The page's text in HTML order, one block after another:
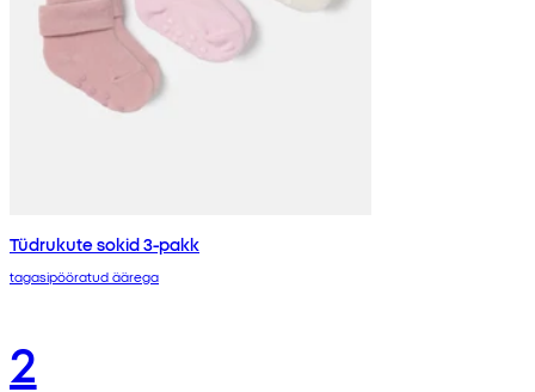
Tüdrukute sokid 3-pakk
tagasipööratud äärega
2